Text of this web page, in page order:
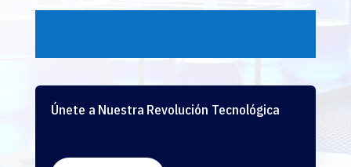
Únete a Nuestra Revolución Tecnológica